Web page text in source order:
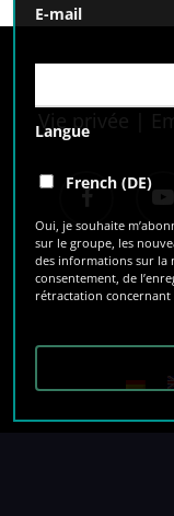
Vie privée
facebook
E-mail
Langue
French (DE)
Oui, je souhaite
sur le groupe, les
des informations sur la
consentement, de
rétractation